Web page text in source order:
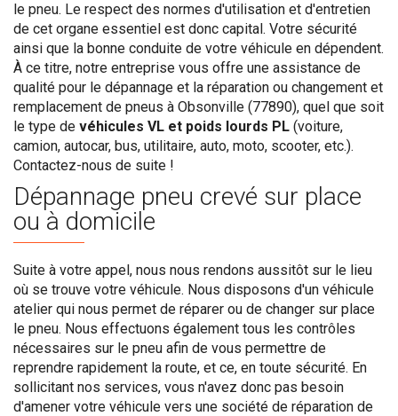
le pneu. Le respect des normes d'utilisation et d'entretien
de cet organe essentiel est donc capital. Votre sécurité
ainsi que la bonne conduite de votre véhicule en dépendent.
À ce titre, notre entreprise vous offre une assistance de
qualité pour le dépannage et la réparation ou changement et
remplacement de pneus à Obsonville (77890), quel que soit
le type de véhicules VL et poids lourds PL (voiture,
camion, autocar, bus, utilitaire, auto, moto, scooter, etc.).
Contactez-nous de suite !
Dépannage pneu crevé sur place
ou à domicile
Suite à votre appel, nous nous rendons aussitôt sur le lieu
où se trouve votre véhicule. Nous disposons d'un véhicule
atelier qui nous permet de réparer ou de changer sur place
le pneu. Nous effectuons également tous les contrôles
nécessaires sur le pneu afin de vous permettre de
reprendre rapidement la route, et ce, en toute sécurité. En
sollicitant nos services, vous n'avez donc pas besoin
d'amener votre véhicule vers une société de réparation de